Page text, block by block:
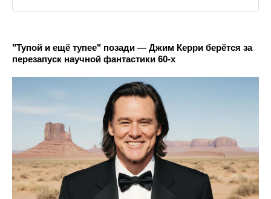
"Тупой и ещё тупее" позади — Джим Керри берётся за
перезапуск научной фантастики 60-х